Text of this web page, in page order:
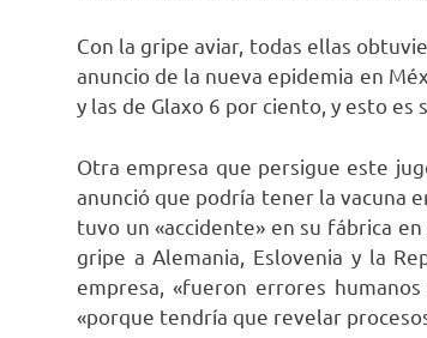
Con la gripe aviar, todas ellas
anuncio de la nueva epidemia en
y las de Glaxo 6 por ciento, y esto es
Otra empresa que persigue este
anunció que podría tener la vacuna
tuvo un «accidente» en su fábrica
gripe a Alemania, Eslovenia y la
empresa, «fueron errores
«porque tendría que revelar